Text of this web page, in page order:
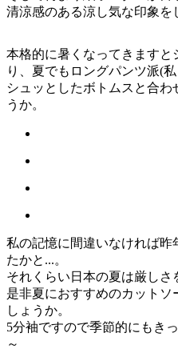
清涼感のある涼し気な印象を
本格的に暑くなってきますと
り、夏でもロングパンツ派(
シュッとしたボトムスと合わ
うか。
私の記憶に間違いなければ昨
たかと...。
それくらい日本の夏は厳しさ
是非夏におすすめのカット
しょうか。
5分袖ですので季節的にもき
～